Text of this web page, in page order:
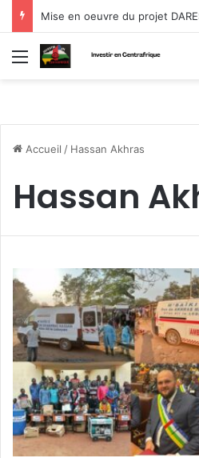
Mise en oeuvre du projet
Menu
Accueil / Hassan Akhras
Hassan